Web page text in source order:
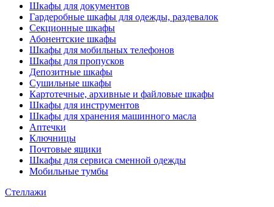
Шкафы для документов
Гардеробные шкафы для одежды, раздевалок
Секционные шкафы
Абонентские шкафы
Шкафы для мобильных телефонов
Шкафы для пропусков
Депозитные шкафы
Сушильные шкафы
Картотечные, архивные и файловые шкафы
Шкафы для инструментов
Шкафы для хранения машинного масла
Аптечки
Ключницы
Почтовые ящики
Шкафы для сервиса сменной одежды
Мобильные тумбы
Стеллажи